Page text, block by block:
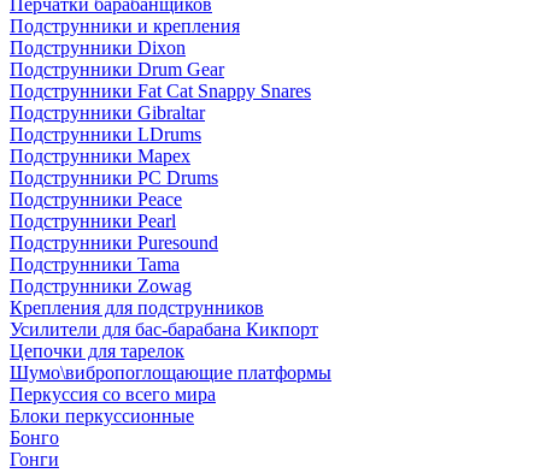
Перчатки барабанщиков
Подструнники и крепления
Подструнники Dixon
Подструнники Drum Gear
Подструнники Fat Cat Snappy Snares
Подструнники Gibraltar
Подструнники LDrums
Подструнники Mapex
Подструнники PC Drums
Подструнники Peace
Подструнники Pearl
Подструнники Puresound
Подструнники Tama
Подструнники Zowag
Крепления для подструнников
Усилители для бас-барабана Кикпорт
Цепочки для тарелок
Шумо\вибропоглощающие платформы
Перкуссия со всего мира
Блоки перкуссионные
Бонго
Гонги